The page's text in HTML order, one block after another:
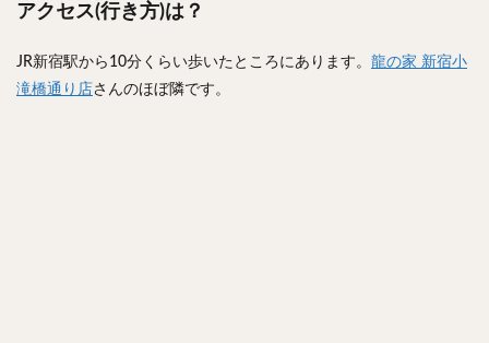
アクセス(行き方)は？
JR新宿駅から10分くらい歩いたところにあります。 龍の家 新宿小
滝橋通り店さんのほぼ隣です。